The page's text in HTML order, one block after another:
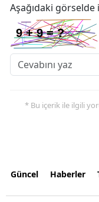
Aşağıdaki
* Bu içerik ile ilgili
Güncel Haberler